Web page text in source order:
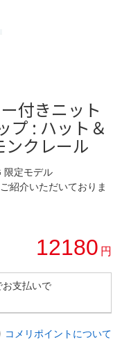
付きニット
プ : ハット＆
ンクレール
限定モデル
紹介いただいておりま
12180 円
お支払いで
コメリポイントについて